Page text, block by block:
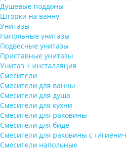
Душевые поддоны
Шторки на ванну
Унитазы
Напольные унитазы
Подвесные унитазы
Приставные унитазы
Унитаз + инсталляция
Смесители
Смесители для ванны
Смесители для душа
Смесители для кухни
Смесители для раковины
Смесители для биде
Смесители для раковины с
Смесители напольные